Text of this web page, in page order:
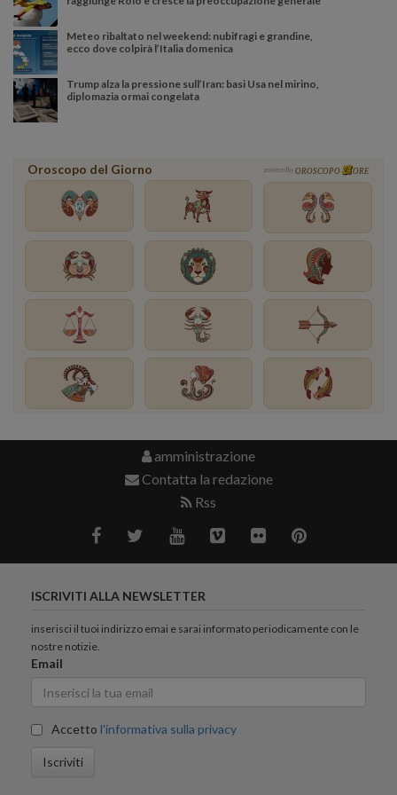
Meteo ribaltato nel weekend: nubifragi e grandine,
ecco dove colpirà l’Italia domenica
Trump alza la pressione sull’Iran: basi Usa nel mirino,
diplomazia ormai congelata
Oroscopo del Giorno powered by OROSCOPO ORE
amministrazione
Contatta la redazione
Rss
ISCRIVITI ALLA NEWSLETTER
inserisci il tuoi indirizzo emai e sarai informato periodicamente con le
nostre notizie.
Email
Accetto l'informativa sulla privacy
Iscriviti